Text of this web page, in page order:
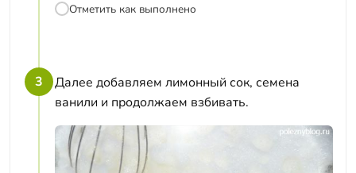
Отметить как выполнено
3
Далее добавляем лимонный сок, семена
ванили и продолжаем взбивать.